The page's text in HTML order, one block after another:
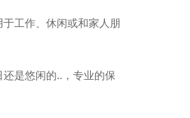
工作、休闲或和家人朋
是悠闲的..，专业的保